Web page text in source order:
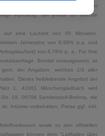
anderen Fahrzeuge entspricht der
Fahrzeug, der jemals an auto.de
auf eine Laufzeit von 60 Monaten,
Jahreszins von 6,99% p.a. und
von 6,78% p. a.. Für Ihre
Bonität vorausgesetzt, ist
gem. der Angaben, welches 2/3 aller
Dieses freibleibende Angebot der
1, 41061 Mönchengladbach wird
19, 06796 Sandersdorf-Brehna, die
Irrtümer vorbehalten. Preise ggf. inkl.
sowie zu den offiziellen
können dem "Leitfaden über